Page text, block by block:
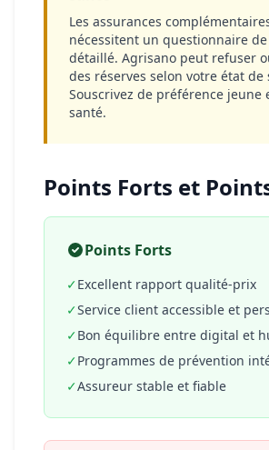
Les assurances
nécessitent un questionnaire
détaillé. Agrisano peut refuser
des réserves selon votre état de
Souscrivez de préférence jeune
santé.
Points Forts et
Points Forts
✓Excellent rapport qualité-prix
✓Service client accessible et
✓Bon équilibre entre digital et
✓Programmes de prévention
✓Assureur stable et fiable